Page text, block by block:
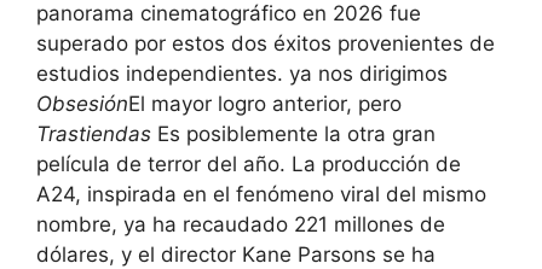
panorama cinematográfico en 2026 fue
superado por estos dos éxitos provenientes de
estudios independientes. ya nos dirigimos
ObsesiónEl mayor logro anterior, pero
Trastiendas Es posiblemente la otra gran
película de terror del año. La producción de
A24, inspirada en el fenómeno viral del mismo
nombre, ya ha recaudado 221 millones de
dólares, y el director Kane Parsons se ha